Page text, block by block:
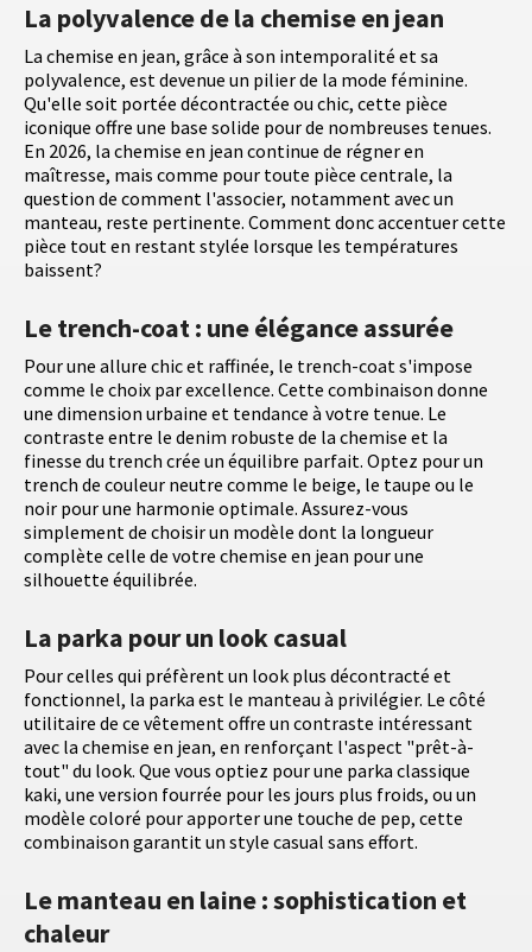
La polyvalence de la chemise en jean
La chemise en jean, grâce à son intemporalité et sa
polyvalence, est devenue un pilier de la mode féminine.
Qu'elle soit portée décontractée ou chic, cette pièce
iconique offre une base solide pour de nombreuses tenues.
En 2026, la chemise en jean continue de régner en
maîtresse, mais comme pour toute pièce centrale, la
question de comment l'associer, notamment avec un
manteau, reste pertinente. Comment donc accentuer cette
pièce tout en restant stylée lorsque les températures
baissent?
Le trench-coat : une élégance assurée
Pour une allure chic et raffinée, le trench-coat s'impose
comme le choix par excellence. Cette combinaison donne
une dimension urbaine et tendance à votre tenue. Le
contraste entre le denim robuste de la chemise et la
finesse du trench crée un équilibre parfait. Optez pour un
trench de couleur neutre comme le beige, le taupe ou le
noir pour une harmonie optimale. Assurez-vous
simplement de choisir un modèle dont la longueur
complète celle de votre chemise en jean pour une
silhouette équilibrée.
La parka pour un look casual
Pour celles qui préfèrent un look plus décontracté et
fonctionnel, la parka est le manteau à privilégier. Le côté
utilitaire de ce vêtement offre un contraste intéressant
avec la chemise en jean, en renforçant l'aspect "prêt-à-
tout" du look. Que vous optiez pour une parka classique
kaki, une version fourrée pour les jours plus froids, ou un
modèle coloré pour apporter une touche de pep, cette
combinaison garantit un style casual sans effort.
Le manteau en laine : sophistication et
chaleur